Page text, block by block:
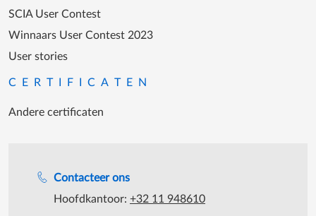
Contacteer ons
Hoofdkantoor: +32 11 948610
SCIA User Contest
Winnaars User Contest 2023
User stories
CERTIFICATEN
Andere certificaten